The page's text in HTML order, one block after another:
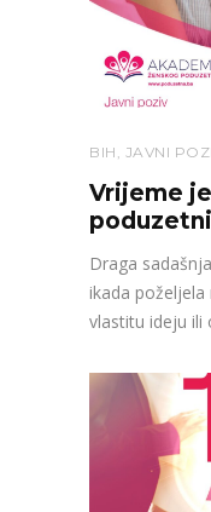
BIH JAVNI
Vrijeme
Draga
ikada
vlastitu ideju ili